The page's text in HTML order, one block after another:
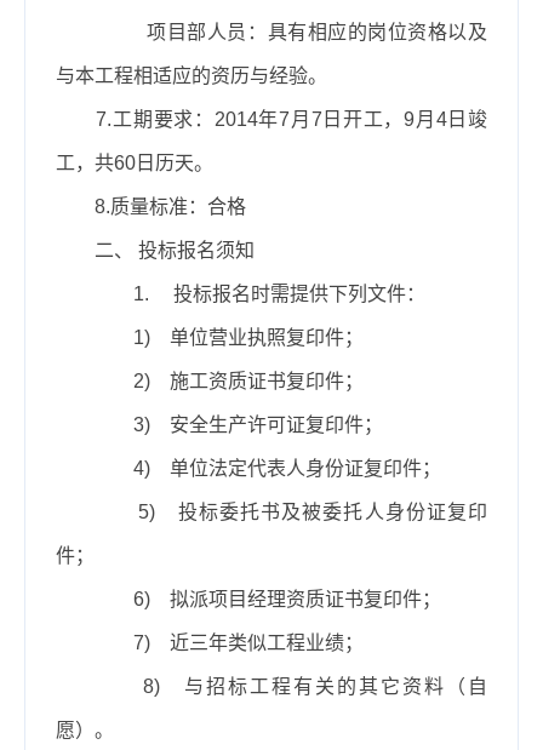
项目部人员：具有相应的岗位资格以及
与本工程相适应的资历与经验。
7.工期要求： 2014年7 月 7 日开工，9 月 4日竣
工，共60 日历天。
8.质量标准：合格
二、 投标报名须知
1. 投标报名时需提供下列文件：
1) 单位营业执照复印件；
2) 施工资质证书复印件；
3) 安全生产许可证复印件；
4) 单位法定代表人身份证复印件；
5) 投标委托书及被委托人身份证复印
件；
6) 拟派项目经理资质证书复印件；
7) 近三年类似工程业绩；
8) 与招标工程有关的其它资料（自
愿）。